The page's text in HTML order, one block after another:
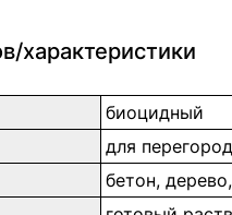
характеристики
биоцидный
для
бетон,